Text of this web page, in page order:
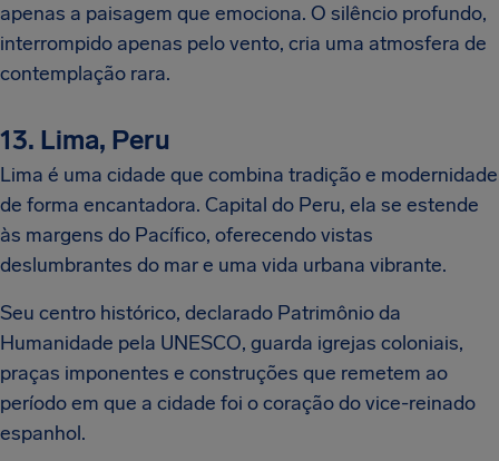
apenas a paisagem que emociona. O silêncio profundo,
interrompido apenas pelo vento, cria uma atmosfera de
contemplação rara.
13. Lima, Peru
Lima é uma cidade que combina tradição e modernidade
de forma encantadora. Capital do Peru, ela se estende
às margens do Pacífico, oferecendo vistas
deslumbrantes do mar e uma vida urbana vibrante.
Seu centro histórico, declarado Patrimônio da
Humanidade pela UNESCO, guarda igrejas coloniais,
praças imponentes e construções que remetem ao
período em que a cidade foi o coração do vice-reinado
espanhol.